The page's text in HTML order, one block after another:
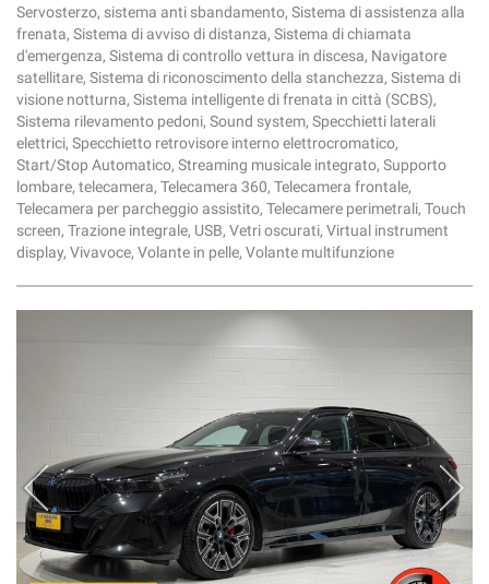
Servosterzo, sistema anti sbandamento, Sistema di assistenza alla
frenata, Sistema di avviso di distanza, Sistema di chiamata
d'emergenza, Sistema di controllo vettura in discesa, Navigatore
satellitare, Sistema di riconoscimento della stanchezza, Sistema di
visione notturna, Sistema intelligente di frenata in città (SCBS),
Sistema rilevamento pedoni, Sound system, Specchietti laterali
elettrici, Specchietto retrovisore interno elettrocromatico,
Start/Stop Automatico, Streaming musicale integrato, Supporto
lombare, telecamera, Telecamera 360, Telecamera frontale,
Telecamera per parcheggio assistito, Telecamere perimetrali, Touch
screen, Trazione integrale, USB, Vetri oscurati, Virtual instrument
display, Vivavoce, Volante in pelle, Volante multifunzione